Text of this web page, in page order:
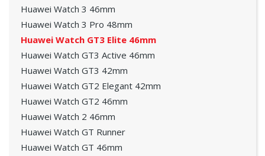
Huawei Watch 3 46mm
Huawei Watch 3 Pro 48mm
Huawei Watch GT3 Elite 46mm
Huawei Watch GT3 Active 46mm
Huawei Watch GT3 42mm
Huawei Watch GT2 Elegant 42mm
Huawei Watch GT2 46mm
Huawei Watch 2 46mm
Huawei Watch GT Runner
Huawei Watch GT 46mm